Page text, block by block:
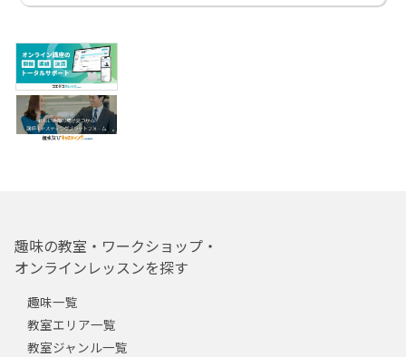
趣味の教室・ワークショップ・
オンラインレッスンを探す
趣味一覧
教室エリア一覧
教室ジャンル一覧